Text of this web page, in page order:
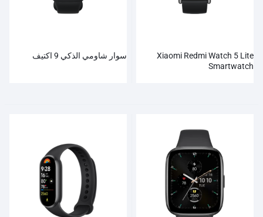
Xiaomi Redmi Watch 5 Lite
Smartwatch
سوار شاومي الذكي 9 اكتيف